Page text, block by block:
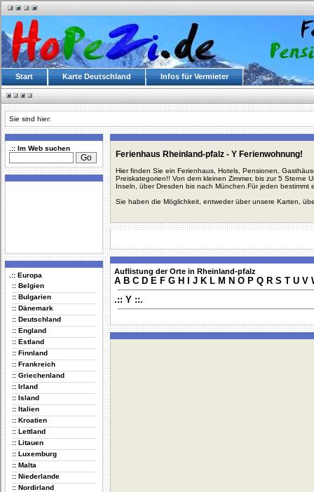
Start Karte Deutschland Infos für Vermieter
Sie sind hier:
.:: Im Web suchen
.:: Europa
:: Belgien
:: Bulgarien
:: Dänemark
:: Deutschland
:: England
:: Estland
:: Finnland
:: Frankreich
:: Griechenland
:: Irland
:: Island
:: Italien
:: Kroatien
:: Lettland
:: Litauen
:: Luxemburg
:: Malta
:: Niederlande
:: Nordirland
Ferienhaus Rheinland-pfalz - Y Ferienwohnung!
Hier finden Sie ein Ferienhaus, Hotels, Pensionen,
Preiskategorien!! Von dem kleinen Zimmer, bis zur 5 Sterne
Inseln, über Dresden bis nach München.Für jeden bestimmt
Sie haben die Möglichkeit, entweder über unsere Karten,
Auflistung der Orte in Rheinland-pfalz
A B C D E F G H J K L M N O P Q R S T U V
.:: Y ::.